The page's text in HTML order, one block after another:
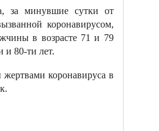
за минувшие сутки от
коронавирусом,
в возрасте 71 и 79
и 80-ти лет.
коронавируса в